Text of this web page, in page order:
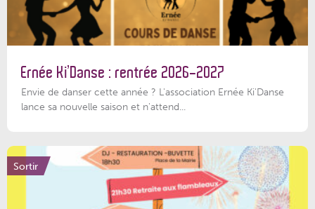
Ernée Ki’Danse : rentrée 2026-2027
Envie de danser cette année ? L'association Ernée Ki'Danse
lance sa nouvelle saison et n'attend...
Sortir